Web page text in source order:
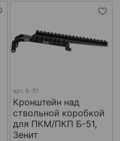
арт. Б-51
Кронштейн над
ствольной коробкой
для ПКМ/ПКП Б-51,
Зенит